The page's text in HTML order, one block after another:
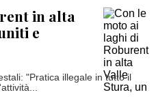
in alta
e
"Pratica illegale in tutto il